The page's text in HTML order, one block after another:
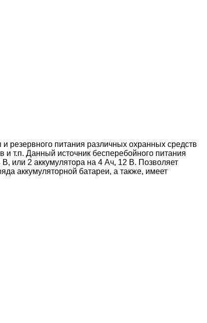
резервного питания различных охранных средств
т.п. Данный источник бесперебойного питания
или 2 аккумулятора на 4 Ач, 12 В. Позволяет
аккумуляторной батареи, а также, имеет